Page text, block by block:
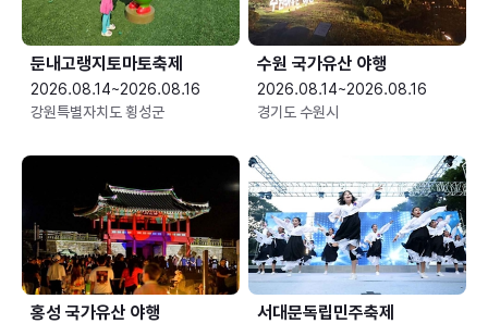
둔내고랭지토마토축제
2026.08.14~2026.08.16
강원특별자치도 횡성군
수원 국가유산 야행
2026.08.14~2026.08.16
경기도 수원시
홍성 국가유산 야행 서대문독립민주축제